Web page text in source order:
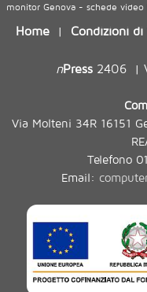
monitor Genova - schede video
Home | Condizioni
nPress2406|
Via Molteni 34R 16151
Telefono
Email: